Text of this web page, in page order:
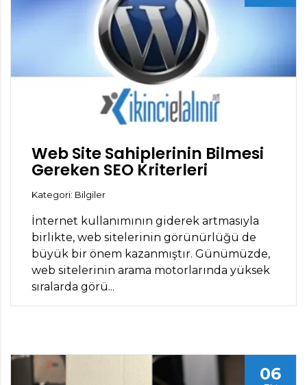
Web Site Sahiplerinin Bilmesi
Gereken SEO Kriterleri
Kategori: Bilgiler
İnternet kullanımının giderek artmasıyla
birlikte, web sitelerinin görünürlüğü de
büyük bir önem kazanmıştır. Günümüzde,
web sitelerinin arama motorlarında yüksek
sıralarda görü...
06